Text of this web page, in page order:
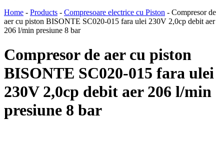
Home - Products - Compresoare electrice cu Piston - Compresor de
aer cu piston BISONTE SC020-015 fara ulei 230V 2,0cp debit aer
206 l/min presiune 8 bar
Compresor de aer cu piston
BISONTE SC020-015 fara ulei
230V 2,0cp debit aer 206 l/min
presiune 8 bar